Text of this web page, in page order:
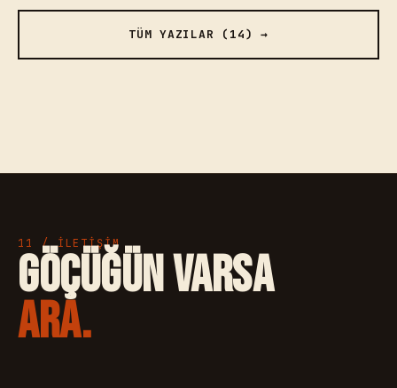
TÜM YAZILAR (14) →
11 / İLETİŞİM
GÖÇÜĞÜN VARSA
ARA.